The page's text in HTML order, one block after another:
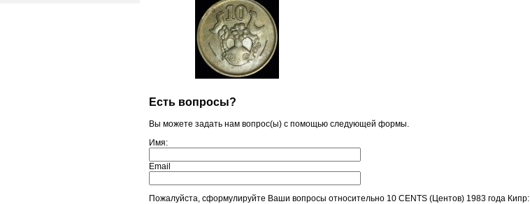
Есть вопросы?
Вы можете задать нам вопрос(ы) с помощью следующей формы.
Имя:
Email
Пожалуйста, сформулируйте Ваши вопросы относительно 10 CENTS (Центов) 1983 года Кипр: